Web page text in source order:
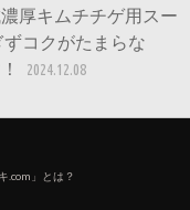
厚キムチチゲ用スー
コクがたまらな
2024.12.08
.com」とは？